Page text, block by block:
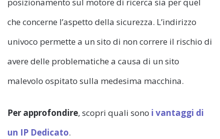
che concerne l’aspetto della sicurezza. L’indirizzo
univoco permette a un sito di non correre il rischio di
avere delle problematiche a causa di un sito
malevolo ospitato sulla medesima macchina.
Per approfondire, scopri quali sono i vantaggi di
un IP Dedicato.